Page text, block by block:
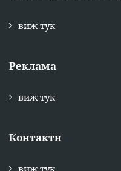
виж тук
Реклама
виж тук
Контакти